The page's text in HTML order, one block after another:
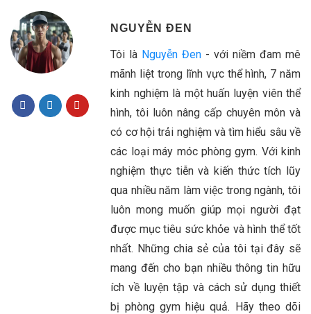
NGUYỄN ĐEN
Tôi là Nguyễn Đen - với niềm đam mê
mãnh liệt trong lĩnh vực thể hình, 7 năm
kinh nghiệm là một huấn luyện viên thể
hình, tôi luôn nâng cấp chuyên môn và
có cơ hội trải nghiệm và tìm hiểu sâu về
các loại máy móc phòng gym. Với kinh
nghiệm thực tiễn và kiến thức tích lũy
qua nhiều năm làm việc trong ngành, tôi
luôn mong muốn giúp mọi người đạt
được mục tiêu sức khỏe và hình thể tốt
nhất. Những chia sẻ của tôi tại đây sẽ
mang đến cho bạn nhiều thông tin hữu
ích về luyện tập và cách sử dụng thiết
bị phòng gym hiệu quả. Hãy theo dõi